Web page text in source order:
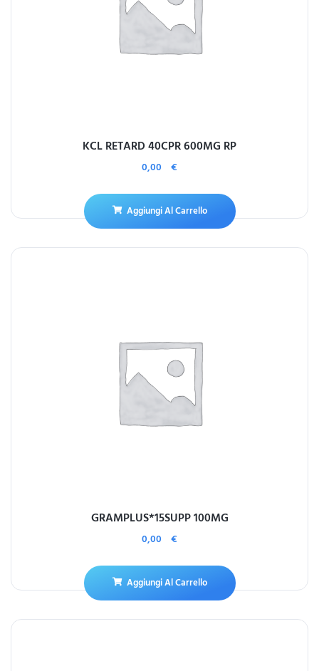
KCL RETARD 40CPR 600MG RP
0,00 €
Aggiungi Al Carrello
GRAMPLUS*15SUPP 100MG
0,00 €
Aggiungi Al Carrello